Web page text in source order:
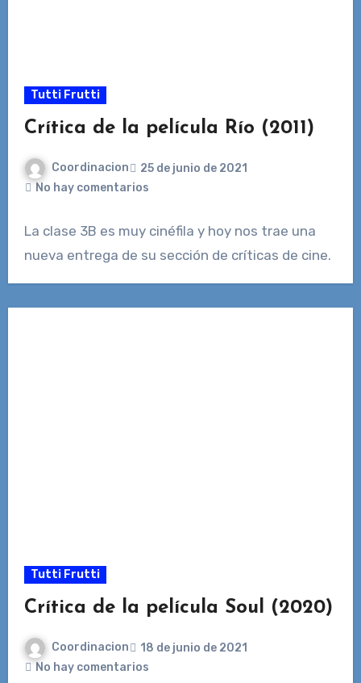
Tutti Frutti
Crítica de la película Río (2011)
Coordinacion
25 de junio de 2021
No hay comentarios
La clase 3B es muy cinéfila y hoy nos trae una
nueva entrega de su sección de críticas de cine.
Tutti Frutti
Crítica de la película Soul (2020)
Coordinacion
18 de junio de 2021
No hay comentarios